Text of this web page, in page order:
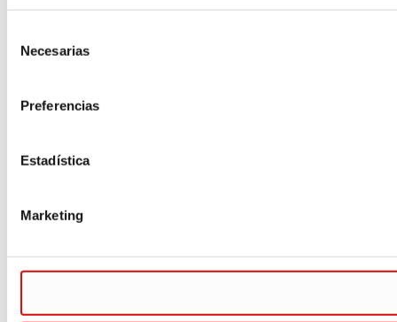
Necesarias
Preferencias
Estadística
Marketing